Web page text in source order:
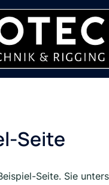
Seite
Seite. Sie